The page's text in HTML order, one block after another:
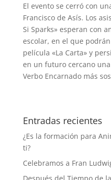
El evento se cerró con
Francisco de Asís. Los
Si Sparks» esperan con
escolar, en el que
película «La Carta» y
en un futuro cercano
Verbo Encarnado más
Entradas recientes
¿Es la formación para
ti?
Celebramos a Fran